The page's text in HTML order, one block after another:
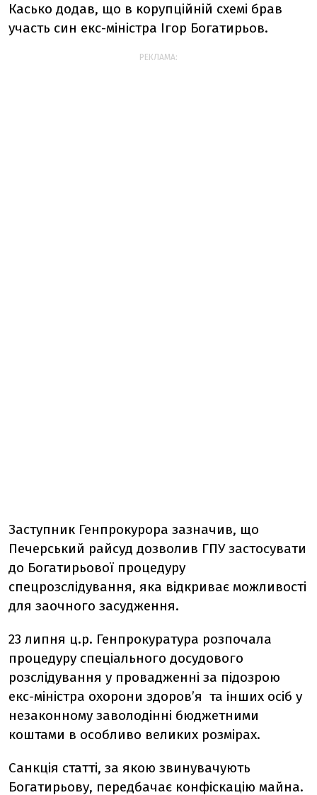
Касько додав, що в корупційній схемі брав
участь син екс-міністра Ігор Богатирьов.
РЕКЛАМА:
Заступник Генпрокурора зазначив, що
Печерський райсуд дозволив ГПУ застосувати
до Богатирьової процедуру
спецрозслідування, яка відкриває можливості
для заочного засудження.
23 липня ц.р. Генпрокуратура розпочала
процедуру спеціального досудового
розслідування у провадженні за підозрою
екс-міністра охорони здоров’я та інших осіб у
незаконному заволодінні бюджетними
коштами в особливо великих розмірах.
Санкція статті, за якою звинувачують
Богатирьову, передбачає конфіскацію майна.